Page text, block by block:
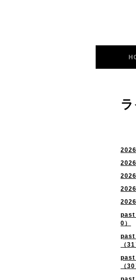
2026
2026
past
0）
past
（31
past
（30